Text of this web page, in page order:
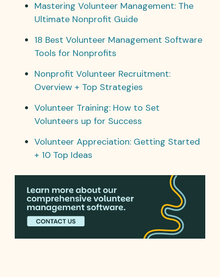
Mastering Volunteer Management: The
Ultimate Nonprofit Guide
18 Best Volunteer Management Software
Tools for Nonprofits
Nonprofit Volunteer Recruitment:
Overview + Top Strategies
Volunteer Training: How to Set
Volunteers up for Success
Volunteer Appreciation: Getting Started
+ 10 Top Ideas